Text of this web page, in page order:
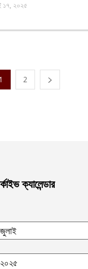
১৭, ২০২৫
1 2
ক্যালেন্ডার